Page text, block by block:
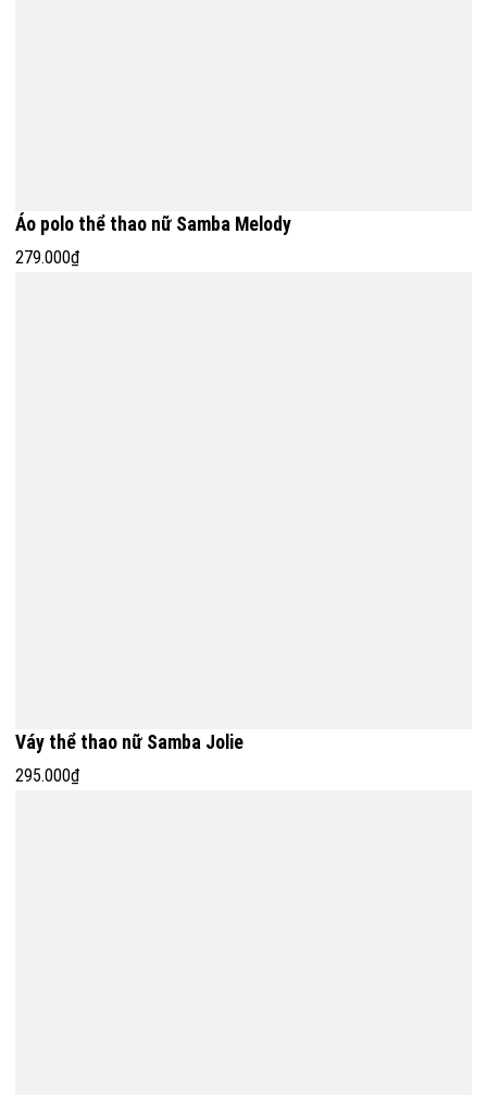
Áo polo thể thao nữ Samba Melody
279.000₫
Váy thể thao nữ Samba Jolie
295.000₫